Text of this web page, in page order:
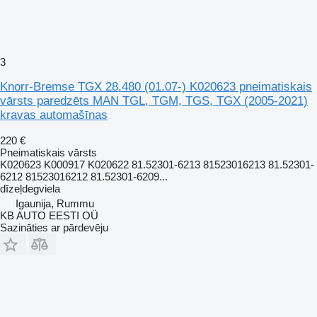
3
Knorr-Bremse TGX 28.480 (01.07-) K020623 pneimatiskais
vārsts paredzēts MAN TGL, TGM, TGS, TGX (2005-2021)
kravas automašīnas
220 €
Pneimatiskais vārsts
K020623 K000917 K020622 81.52301-6213 81523016213 81.52301-
6212 81523016212 81.52301-6209...
dīzeļdegviela
Igaunija, Rummu
KB AUTO EESTI OÜ
Sazināties ar pārdevēju